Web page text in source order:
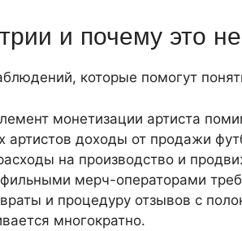
и почему это
которые помогут
монетизации артиста
артистов доходы от продажи
на производство и
мерч-операторами
и процедуру отзывов с
многократно.